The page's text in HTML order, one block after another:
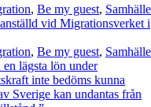
, Be my guest, Samhälle
vid Migrationsverket i
, Be my guest, Samhälle
lägsta lön under
inte bedöms kunna
Sverige kan undantas från